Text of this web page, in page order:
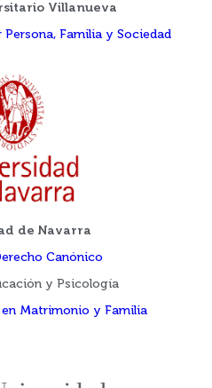
Villanueva
Familia y Sociedad
de Navarra
Canónico
y Psicología
Matrimonio y Familia